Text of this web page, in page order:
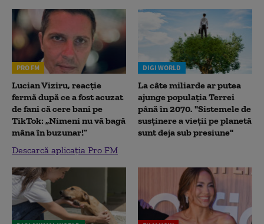
PRO FM
Lucian Viziru, reacție
fermă după ce a fost acuzat
de fani că cere bani pe
TikTok: „Nimeni nu vă bagă
mâna în buzunar!”
Descarcă aplicația Pro FM
DIGI WORLD
La câte miliarde ar putea
ajunge populația Terrei
până în 2070. "Sistemele de
susținere a vieții pe planetă
sunt deja sub presiune"